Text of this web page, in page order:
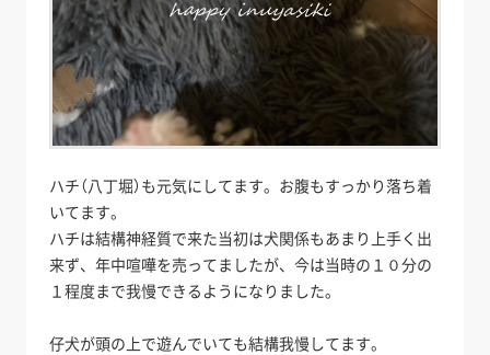
ハチ（八丁堀）も元気にしてます。お腹もすっかり落ち着
いてます。
ハチは結構神経質で来た当初は犬関係もあまり上手く出
来ず、年中喧嘩を売ってましたが、今は当時の１０分の
１程度まで我慢できるようになりました。
仔犬が頭の上で遊んでいても結構我慢してます。